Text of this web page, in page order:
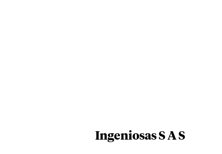
Ingeniosas S A S